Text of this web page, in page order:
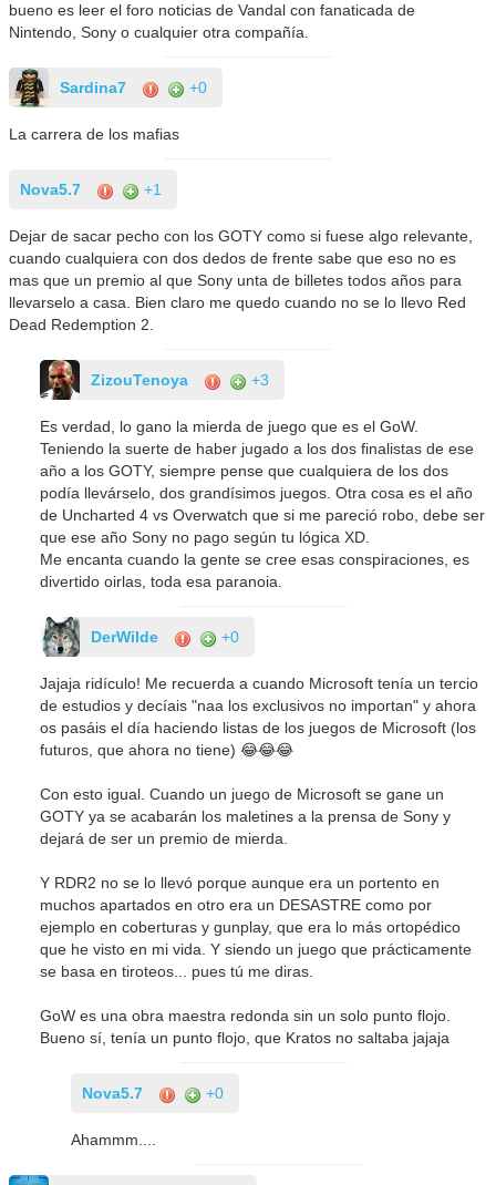
bueno es leer el foro noticias de Vandal con fanaticada de
Nintendo, Sony o cualquier otra compañía.
Sardina7 +0
La carrera de los mafias
Nova5.7 +1
Dejar de sacar pecho con los GOTY como si fuese algo relevante,
cuando cualquiera con dos dedos de frente sabe que eso no es
mas que un premio al que Sony unta de billetes todos años para
llevarselo a casa. Bien claro me quedo cuando no se lo llevo Red
Dead Redemption 2.
ZizouTenoya +3
Es verdad, lo gano la mierda de juego que es el GoW.
Teniendo la suerte de haber jugado a los dos finalistas de ese
año a los GOTY, siempre pense que cualquiera de los dos
podía llevárselo, dos grandísimos juegos. Otra cosa es el año
de Uncharted 4 vs Overwatch que si me pareció robo, debe ser
que ese año Sony no pago según tu lógica XD.
Me encanta cuando la gente se cree esas conspiraciones, es
divertido oirlas, toda esa paranoia.
DerWilde +0
Jajaja ridículo! Me recuerda a cuando Microsoft tenía un tercio
de estudios y decíais "naa los exclusivos no importan" y ahora
os pasáis el día haciendo listas de los juegos de Microsoft (los
futuros, que ahora no tiene) 😂😂😂
Con esto igual. Cuando un juego de Microsoft se gane un
GOTY ya se acabarán los maletines a la prensa de Sony y
dejará de ser un premio de mierda.
Y RDR2 no se lo llevó porque aunque era un portento en
muchos apartados en otro era un DESASTRE como por
ejemplo en coberturas y gunplay, que era lo más ortopédico
que he visto en mi vida. Y siendo un juego que prácticamente
se basa en tiroteos... pues tú me diras.
GoW es una obra maestra redonda sin un solo punto flojo.
Bueno sí, tenía un punto flojo, que Kratos no saltaba jajaja
Nova5.7 +0
Ahammm....